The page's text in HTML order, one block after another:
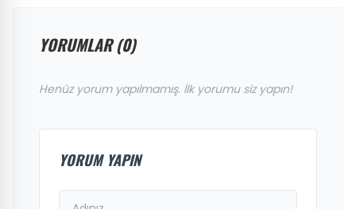
YORUMLAR (0)
Henüz yorum yapılmamış. İlk yorumu siz yapın!
YORUM YAPIN